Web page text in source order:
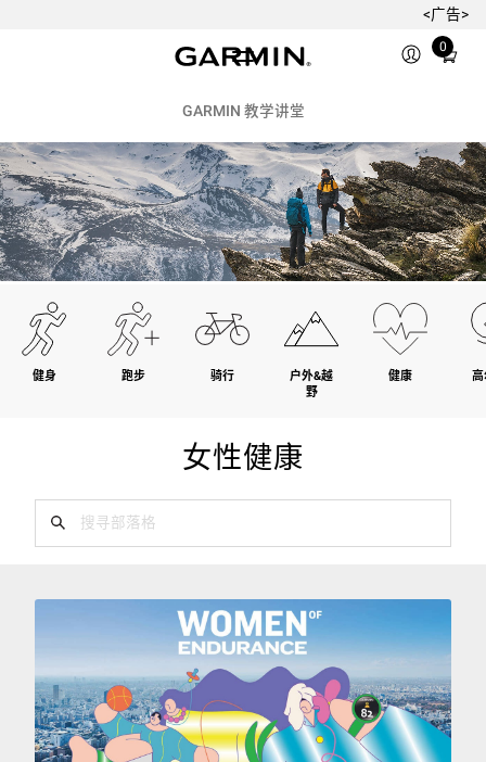
<广告>
0
Total
items
GARMIN 教学讲堂
健身 跑步 骑行
户外&越
野
健康
女性健康